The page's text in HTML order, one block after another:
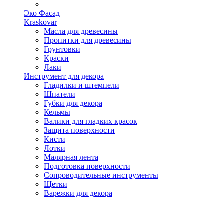
Эко Фасад
Kraskovar
Масла для древесины
Пропитки для древесины
Грунтовки
Краски
Лаки
Инструмент для декора
Гладилки и штемпели
Шпатели
Губки для декора
Кельмы
Валики для гладких красок
Защита поверхности
Кисти
Лотки
Малярная лента
Подготовка поверхности
Сопроводительные инструменты
Щетки
Варежки для декора